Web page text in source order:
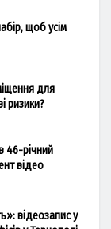
щоб усім
для
ризики?
46-річний
відео
відеозапис у